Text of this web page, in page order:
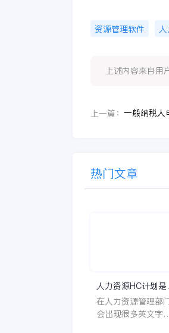
资源管理软件
上述内容来自用
上一篇：
热门文章
人力资源HC计划是
么意思？
在人力资源管理部
会出现很多英文字